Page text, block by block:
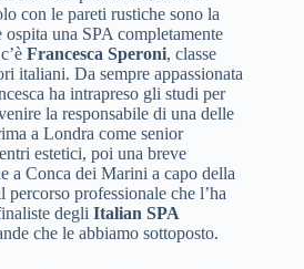
con le pareti rustiche sono la
una SPA completamente
Francesca Speroni, classe
italiani. Da sempre appassionata
ha intrapreso gli studi per
la responsabile di una delle
a Londra come senior
estetici, poi una breve
a Conca dei Marini a capo della
percorso professionale che l’ha
degli Italian SPA
che le abbiamo sottoposto.